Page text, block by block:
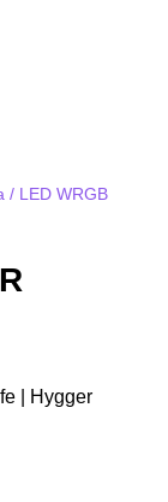
/ LED WRGB
| Hygger